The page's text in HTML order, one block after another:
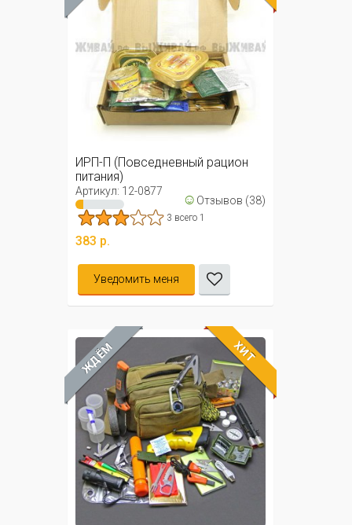
ИРП-П (Повседневный рацион
питания)
Артикул: 12-0877 ☺ Отзывов (38)
3 всего 1
383 р.
Уведомить меня
ЖДЁМ ХИТ